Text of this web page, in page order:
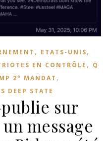
, ETATS-UNIS,
EN CONTRÔLE , Q
2° MANDAT ,
DEEP STATE
sur
message